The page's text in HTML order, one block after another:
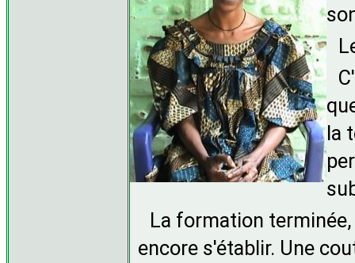
la
La formation
encore s'établir. Une